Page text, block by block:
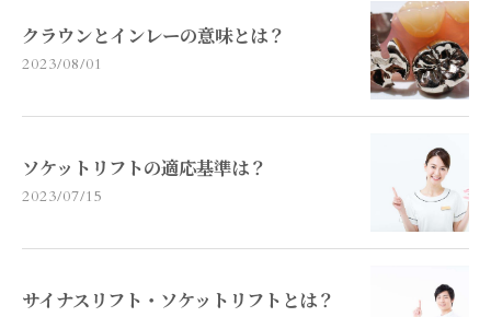
クラウンとインレーの意味とは？
2023/08/01
ソケットリフトの適応基準は？
2023/07/15
サイナスリフト・ソケットリフトとは？